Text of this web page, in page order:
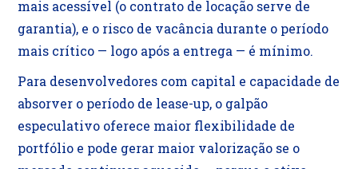
mais acessível (o contrato de locação serve de
garantia), e o risco de vacância durante o período
mais crítico — logo após a entrega — é mínimo.
Para desenvolvedores com capital e capacidade de
absorver o período de lease-up, o galpão
especulativo oferece maior flexibilidade de
portfólio e pode gerar maior valorização se o